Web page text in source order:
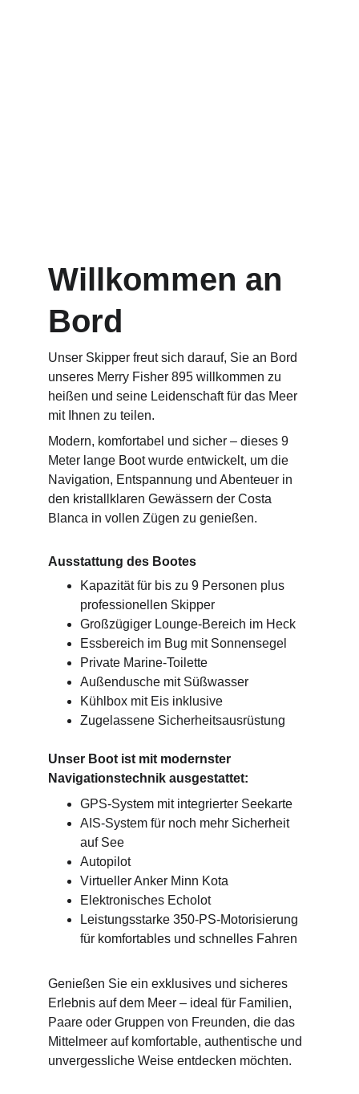
Willkommen an
Bord
Unser Skipper freut sich darauf, Sie an Bord
unseres Merry Fisher 895 willkommen zu
heißen und seine Leidenschaft für das Meer
mit Ihnen zu teilen.
Modern, komfortabel und sicher – dieses 9
Meter lange Boot wurde entwickelt, um die
Navigation, Entspannung und Abenteuer in
den kristallklaren Gewässern der Costa
Blanca in vollen Zügen zu genießen.
Ausstattung des Bootes
Kapazität für bis zu 9 Personen plus
professionellen Skipper
Großzügiger Lounge-Bereich im Heck
Essbereich im Bug mit Sonnensegel
Private Marine-Toilette
Außendusche mit Süßwasser
Kühlbox mit Eis inklusive
Zugelassene Sicherheitsausrüstung
Unser Boot ist mit modernster
Navigationstechnik ausgestattet:
GPS-System mit integrierter Seekarte
AIS-System für noch mehr Sicherheit
auf See
Autopilot
Virtueller Anker Minn Kota
Elektronisches Echolot
Leistungsstarke 350-PS-Motorisierung
für komfortables und schnelles Fahren
Genießen Sie ein exklusives und sicheres
Erlebnis auf dem Meer – ideal für Familien,
Paare oder Gruppen von Freunden, die das
Mittelmeer auf komfortable, authentische und
unvergessliche Weise entdecken möchten.